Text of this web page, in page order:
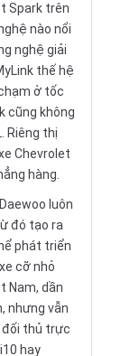
Spark trên
nào nổi
nghệ giải
thế hệ
ở tốc
cũng không
Riêng thị
Chevrolet
hàng.
luôn
đó tạo ra
phát triển
cỡ nhỏ
Nam, dần
nhưng vẫn
đối thủ trực
hay